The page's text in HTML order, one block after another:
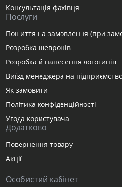
Консультація фахівця
Послуги
Пошиття на замовлення (при
Розробка шевронів
Розробка й нанесення логотипів
Виїзд менеджера на підприємство
Як замовити
Політика конфіденційності
Угода користувача
Додатково
Повернення товару
Акції
Особистий кабінет